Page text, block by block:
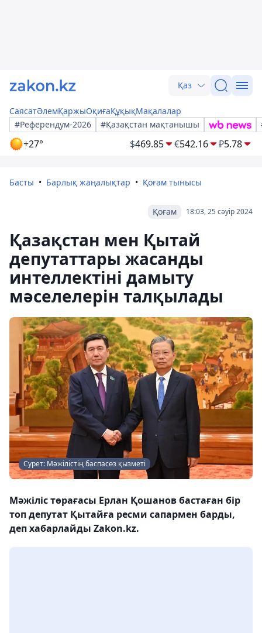
Қаз
СаясатӘлемҚаржыОқиғаҚұқықМақалалар
#Референдум-2026
#Қазақстан мақтанышы
+27° $469.85 €542.16 ₽5.78
Басты Барлық жаңалықтар Қоғам тынысы
18:03, 25 сәуір 2024
Қоғам
Қазақстан мен Қытай
депутаттары жасанды
интеллектіні дамыту
мәселелерін талқылады
Сурет: Мәжілістің баспасөз қызметі
Мәжіліс төрағасы Ерлан Қошанов бастаған бір
топ депутат Қытайға ресми сапармен барды,
деп хабарлайды Zakon.kz.